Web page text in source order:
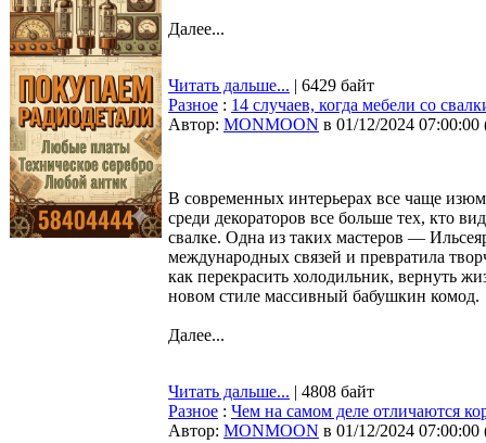
Далее...
Читать дальше... | 6429 байт
Разное : 14 случаев, когда мебели со
Автор: MONMOON в 01/12/2024 07:00:00
В современных интерьерах все чаще
среди декораторов все больше тех, кто
свалке. Одна из таких мастеров —
международных связей и превратила
как перекрасить холодильник, вернуть
новом стиле массивный бабушкин комод.
Далее...
Читать дальше... | 4808 байт
Разное : Чем на самом деле отличаются
Автор: MONMOON в 01/12/2024 07:00:00